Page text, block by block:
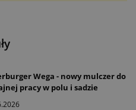
Wega - nowy mulczer do
pracy w polu i sadzie